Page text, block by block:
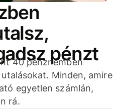
pénzt
40 pénznemben
Minden, amire
egyetlen számlán,
rá.